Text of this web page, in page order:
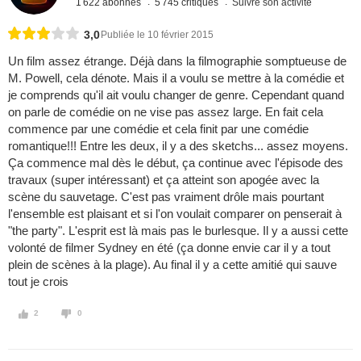
3,0 Publiée le 10 février 2015
Un film assez étrange. Déjà dans la filmographie somptueuse de
M. Powell, cela dénote. Mais il a voulu se mettre à la comédie et
je comprends qu'il ait voulu changer de genre. Cependant quand
on parle de comédie on ne vise pas assez large. En fait cela
commence par une comédie et cela finit par une comédie
romantique!!! Entre les deux, il y a des sketchs... assez moyens.
Ça commence mal dès le début, ça continue avec l'épisode des
travaux (super intéressant) et ça atteint son apogée avec la
scène du sauvetage. C'est pas vraiment drôle mais pourtant
l'ensemble est plaisant et si l'on voulait comparer on penserait à
"the party". L'esprit est là mais pas le burlesque. Il y a aussi cette
volonté de filmer Sydney en été (ça donne envie car il y a tout
plein de scènes à la plage). Au final il y a cette amitié qui sauve
tout je crois
2 0